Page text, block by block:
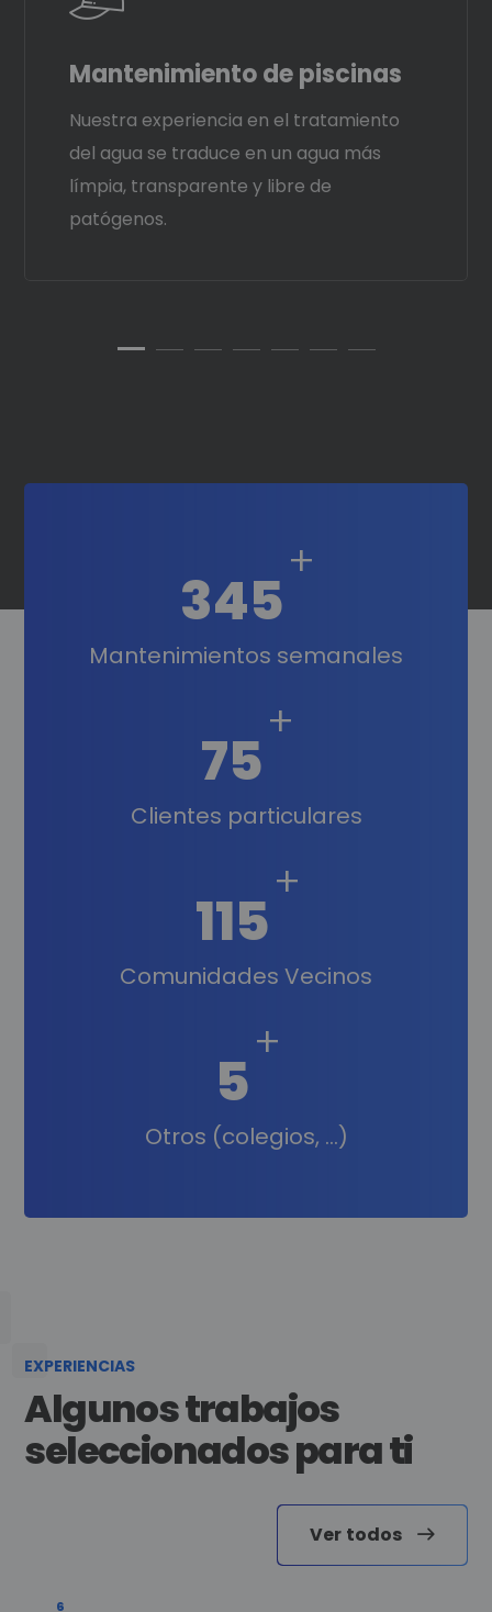
Mantenimiento de piscinas
Nuestra experiencia en el tratamiento
del agua se traduce en un agua más
límpia, transparente y libre de
patógenos.
345
+
Mantenimientos semanales
75
+
Clientes particulares
115
+
Comunidades Vecinos
5
+
Otros (colegios, ...)
EXPERIENCIAS
Algunos trabajos
seleccionados para ti
Ver todos
6